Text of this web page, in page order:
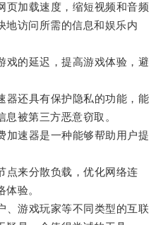
加载速度，缩短视频和音频
地访问所需的信息和娱乐内
的延迟，提高游戏体验，避
还具有保护隐私的功能，能
被第三方恶意窃取。
速器是一种能够帮助用户提
来分散负载，优化网络连
验。
游戏玩家等不同类型的互联